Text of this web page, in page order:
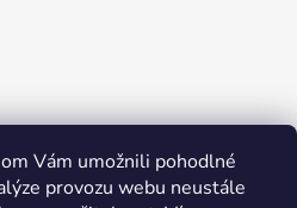
Vám umožnili pohodlné
provozu webu neustále